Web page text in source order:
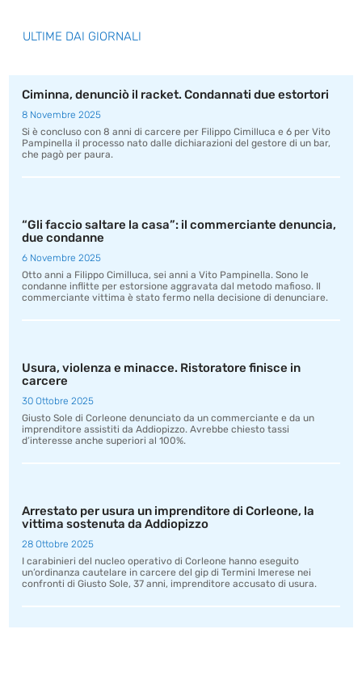
ULTIME DAI GIORNALI
Ciminna, denunciò il racket. Condannati due estortori
8 Novembre 2025
Si è concluso con 8 anni di carcere per Filippo Cimilluca e 6 per Vito
Pampinella il processo nato dalle dichiarazioni del gestore di un bar,
che pagò per paura.
“Gli faccio saltare la casa”: il commerciante denuncia,
due condanne
6 Novembre 2025
Otto anni a Filippo Cimilluca, sei anni a Vito Pampinella. Sono le
condanne inflitte per estorsione aggravata dal metodo mafioso. Il
commerciante vittima è stato fermo nella decisione di denunciare.
Usura, violenza e minacce. Ristoratore finisce in
carcere
30 Ottobre 2025
Giusto Sole di Corleone denunciato da un commerciante e da un
imprenditore assistiti da Addiopizzo. Avrebbe chiesto tassi
d’interesse anche superiori al 100%.
Arrestato per usura un imprenditore di Corleone, la
vittima sostenuta da Addiopizzo
28 Ottobre 2025
I carabinieri del nucleo operativo di Corleone hanno eseguito
un’ordinanza cautelare in carcere del gip di Termini Imerese nei
confronti di Giusto Sole, 37 anni, imprenditore accusato di usura.